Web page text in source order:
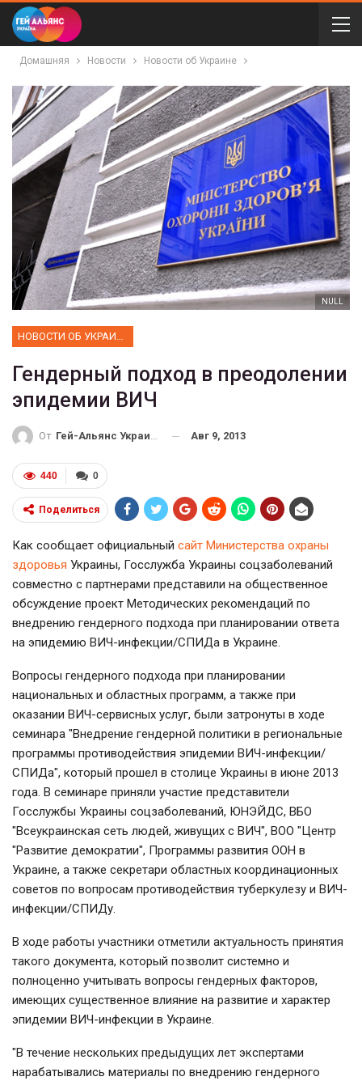
Домашняя Новости Новости об Украине
NULL
Гендерный подход в преодолении
эпидемии ВИЧ
От Гей-Альянс Украина Авг 9, 2013
0
440
Поделиться
Как сообщает официальный сайт Министерства охраны
здоровья Украины, Госслужба Украины соцзаболеваний
совместно с партнерами представили на общественное
обсуждение проект Методических рекомендаций по
внедрению гендерного подхода при планировании ответа
на эпидемию ВИЧ-инфекции/СПИДа в Украине.
Вопросы гендерного подхода при планировании
национальных и областных программ, а также при
оказании ВИЧ-сервисных услуг, были затронуты в ходе
семинара "Внедрение гендерной политики в региональные
программы противодействия эпидемии ВИЧ-инфекции/
СПИДа", который прошел в столице Украины в июне 2013
года. В семинаре приняли участие представители
Госслужбы Украины соцзаболеваний, ЮНЭЙДС, ВБО
"Всеукраинская сеть людей, живущих с ВИЧ", ВОО "Центр
"Развитие демократии", Программы развития ООН в
Украине, а также секретари областных координационных
советов по вопросам противодействия туберкулезу и ВИЧ-
инфекции/СПИДу.
В ходе работы участники отметили актуальность принятия
такого документа, который позволит системно и
полноценно учитывать вопросы гендерных факторов,
имеющих существенное влияние на развитие и характер
эпидемии ВИЧ-инфекции в Украине.
"В течение нескольких предыдущих лет экспертами
нарабатывались материалы по внедрению гендерного